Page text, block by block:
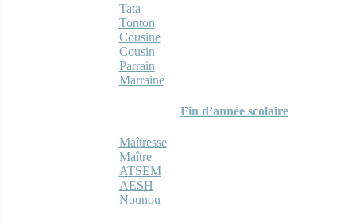
Tata
Tonton
Cousine
Cousin
Parrain
Marraine
Fin d’année scolaire
Maîtresse
Maître
ATSEM
AESH
Nounou